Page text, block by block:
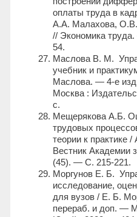
оплаты труда в
А.А. Малахова,
// Экономика
54.
Маслова В. М.
учебник и
Маслова. — 4-е
Москва :
с.
Мещерякова А.Б.
трудовых
теории к практике
Вестник
(45). — С. 215-221.
Моргунов Е. Б.
исследование,
для вузов / Е. Б.
перераб. и доп. —